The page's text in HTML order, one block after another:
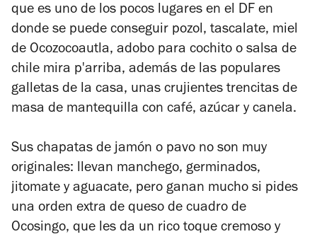
que es uno de los pocos lugares en el DF en
donde se puede conseguir pozol, tascalate, miel
de Ocozocoautla, adobo para cochito o salsa de
chile mira p'arriba, además de las populares
galletas de la casa, unas crujientes trencitas de
masa de mantequilla con café, azúcar y canela.
Sus chapatas de jamón o pavo no son muy
originales: llevan manchego, germinados,
jitomate y aguacate, pero ganan mucho si pides
una orden extra de queso de cuadro de
Ocosingo, que les da un rico toque cremoso y